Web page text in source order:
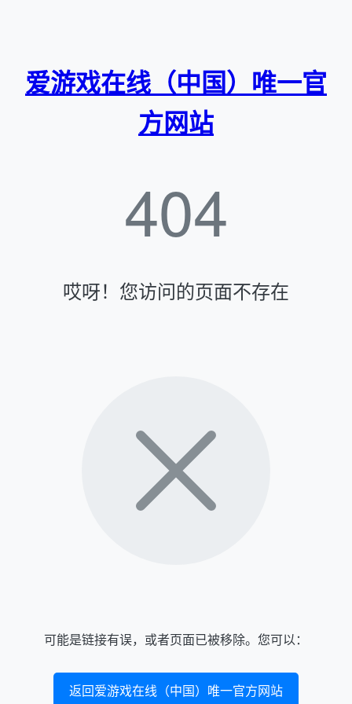
爱游戏在线（中国）唯一官
方网站
404
哎呀！您访问的页面不存在
可能是链接有误，或者页面已被移除。您可以：
返回爱游戏在线（中国）唯一官方网站